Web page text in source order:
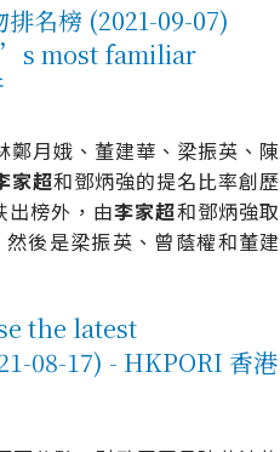
名榜 (2021-09-07)
most familiar
月娥、董建華、梁振英、陳
家超和鄧炳強的提名比率創歷
出榜外，由李家超和鄧炳強取
後是梁振英、曾蔭權和董建
the latest
08-17) - HKPORI 香港